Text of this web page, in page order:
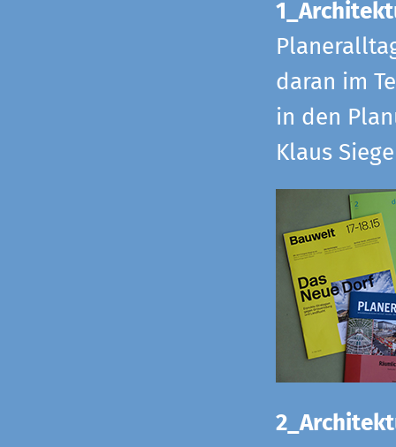
daran im
in den
Klaus